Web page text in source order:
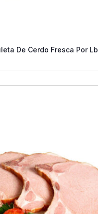
De Cerdo Fresca Por Lb